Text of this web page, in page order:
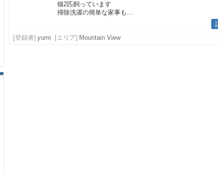
猫2匹飼っています
掃除洗濯の簡単な家事も...
[登録者] yumi [エリア] Mountain View